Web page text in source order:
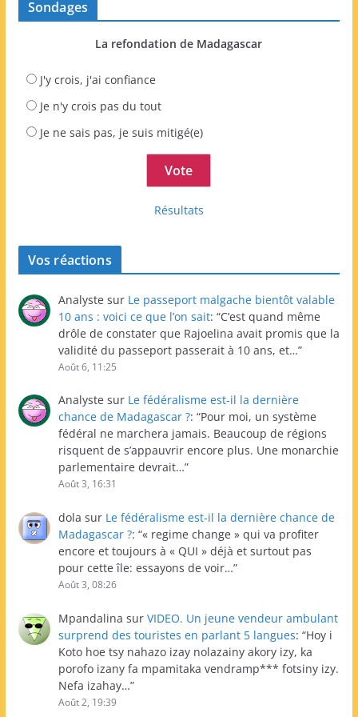
Sondages
La refondation de Madagascar
J'y crois, j'ai confiance
Je n'y crois pas du tout
Je ne sais pas, je suis mitigé(e)
Résultats
Vos réactions
Analyste sur Le passeport malgache bientôt valable
10 ans : voici ce que l’on sait: “C’est quand même
drôle de constater que Rajoelina avait promis que la
validité du passeport passerait à 10 ans, et…”
Août 6, 11:25
Analyste sur Le fédéralisme est-il la dernière
chance de Madagascar ?: “Pour moi, un système
fédéral ne marchera jamais. Beaucoup de régions
risquent de s’appauvrir encore plus. Une monarchie
parlementaire devrait…”
Août 3, 16:31
dola sur Le fédéralisme est-il la dernière chance de
Madagascar ?: “« regime change » qui va profiter
encore et toujours à « QUI » déjà et surtout pas
pour cette île: essayons de voir…”
Août 3, 08:26
Mpandalina sur VIDEO. Un jeune vendeur ambulant
surprend des touristes en parlant 5 langues: “Hoy i
Koto hoe tsy nahazo izay nolazainy akory izy, ka
porofo izany fa mpamitaka vendramp*** fotsiny izy.
Nefa izahay…”
Août 2, 19:39